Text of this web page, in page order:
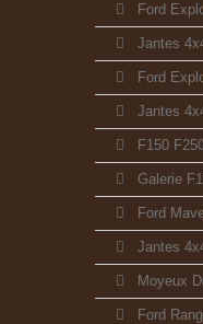
Ford
Jantes
Ford
Jantes
F150
Galerie
Ford
Jantes
Moyeux
Ford